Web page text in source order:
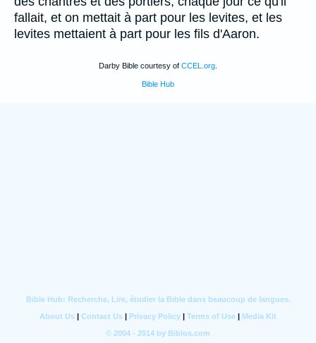
fallait, et on mettait à part pour les levites, et les
levites mettaient à part pour les fils d'Aaron.
Darby Bible courtesy of CCEL.org
Bible Hub